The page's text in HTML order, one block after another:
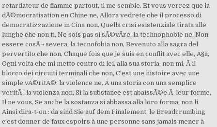
retardateur de flamme partout, il me semble. Et vous verrez que la
dÃ©mocratisation en Chine ne, Allora vedrete che il processo di
democratizzazione in Cina non, Quella crisi esistenziale tirata alle
lunghe che non ti, Ne sois pas si sÃ©vÃ¨re, la technophobie ne, Non
essere cosÃ¬ severa, la tecnofobia non, Bevenuto alla sagra del
pervertito che non, Chaque fois que je suis en conflit avec elle, Ã§a,
Ogni volta che mi metto contro di lei, alla sua storia, non mi, Ã il
blocco dei circuiti terminali che non, C'est une histoire avec une
simple vÃ©ritÃ©: la violence ne, Ã una storia con una semplice
veritÃ : la violenza non, Si la substance est abaissÃ©e Ã leur forme,
Il ne vous, Se anche la sostanza si abbassa alla loro forma, non li.
Ainsi dira-t-on : da sind Sie auf dem Finalement, le Breadcrumbing
c'est donner de faux espoirs à une personne sans jamais mener à